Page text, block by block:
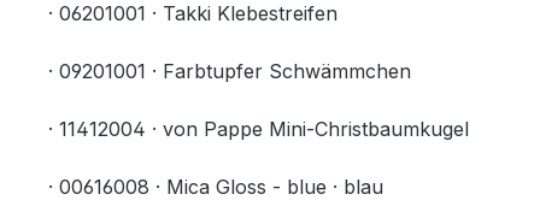
· 06201001 · Takki Klebestreifen
· 09201001 · Farbtupfer Schwämmchen
· 11412004 · von Pappe Mini-Christbaumkugel
· 00616008 · Mica Gloss - blue · blau